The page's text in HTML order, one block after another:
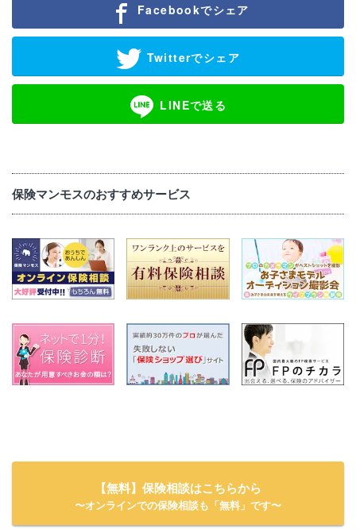
Facebookでシェア
Twitterでシェア
LINEで送る
保険マンモスのおすすめサービス
【無料】保険相談はこちらから
〜オンラインでの保険相談も「無料」です〜